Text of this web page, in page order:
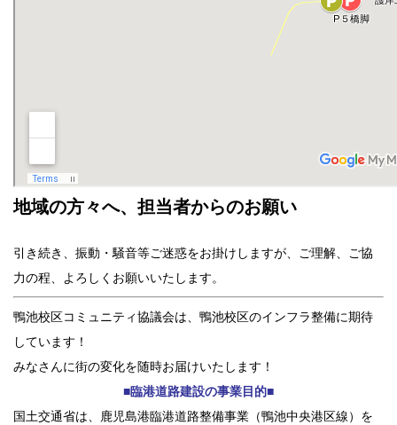
地域の方々へ、担当者からのお願い
引き続き、振動・騒音等ご迷惑をお掛けしますが、ご理解、ご協
力の程、よろしくお願いいたします。
鴨池校区コミュニティ協議会は、鴨池校区のインフラ整備に期待
しています！
みなさんに街の変化を随時お届けいたします！
■臨港道路建設の事業目的■
国土交通省は、鹿児島港臨港道路整備事業（鴨池中央港区線）を